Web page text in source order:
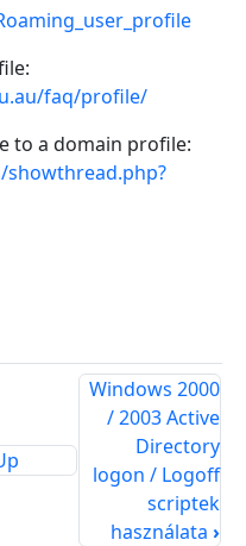
faq/profile/
to a domain profile:
Windows 2000
/ 2003 Active
Directory
logon / Logoff
scriptek
használata›